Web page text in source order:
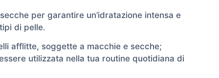
per garantire un’idratazione intensa e
di pelle.
afflitte, soggette a macchie e secche;
utilizzata nella tua routine quotidiana di